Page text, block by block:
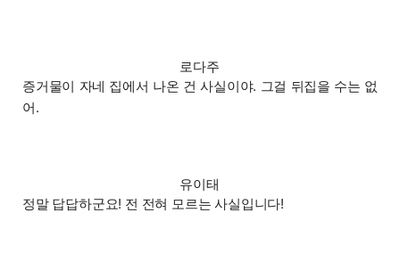
로다주
증거물이 자네 집에서 나온 건 사실이야. 그걸 뒤집을 수는 없
어.
유이태
정말 답답하군요! 전 전혀 모르는 사실입니다!